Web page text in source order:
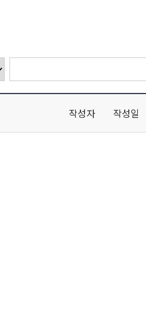
작성자 작성일